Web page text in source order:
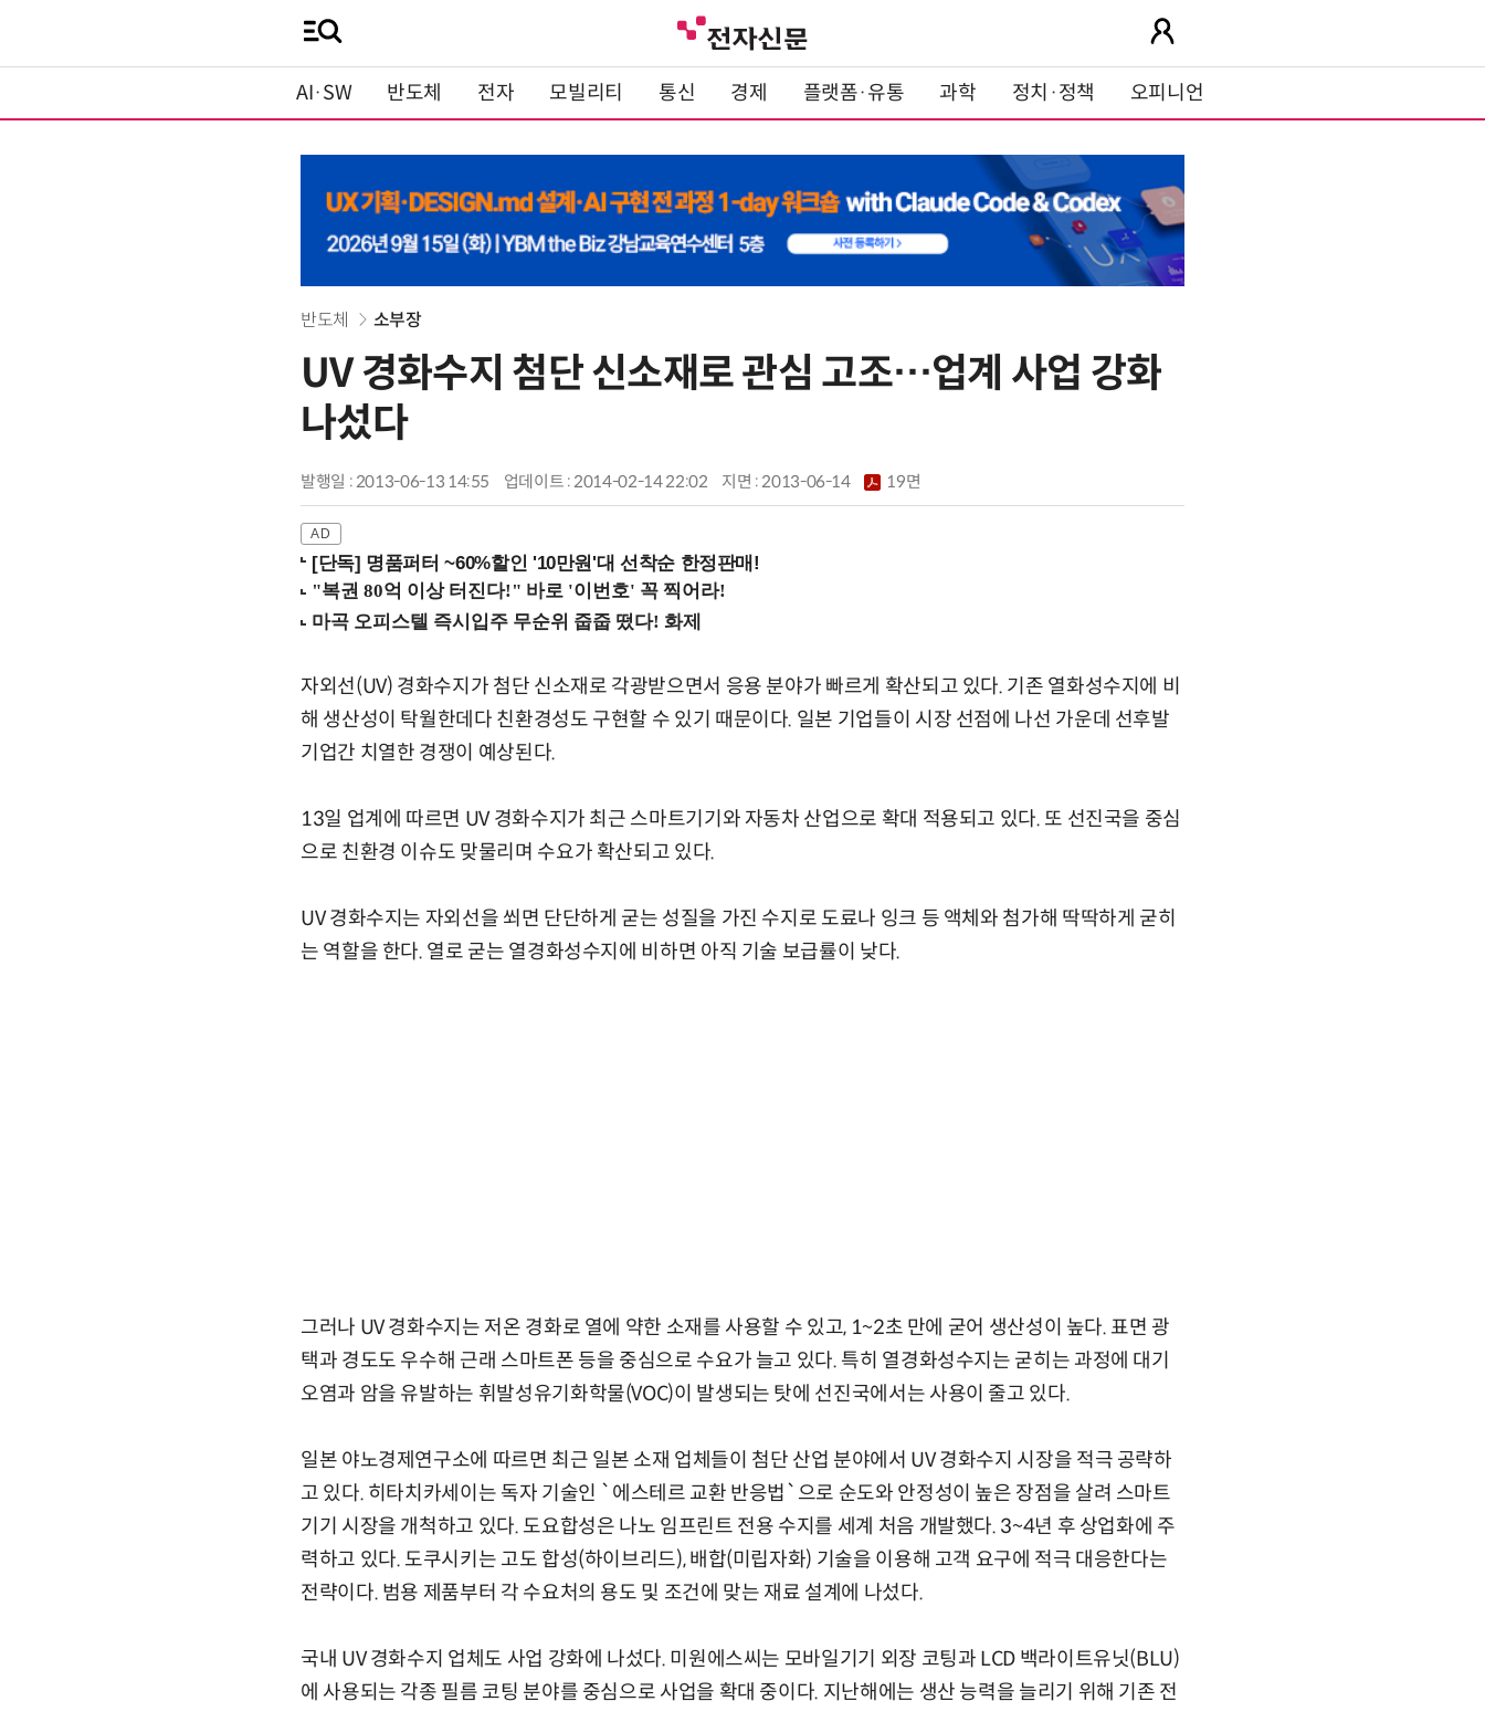
AI·SW 반도체 전자 모빌리티 통신 경제 플랫폼·유통 과학 정치·정책 오피니언
반도체 소부장
UV 경화수지 첨단 신소재로 관심 고조…업계 사업 강화
나섰다
발행일 : 2013-06-13 14:55 업데이트 : 2014-02-14 22:02 지면 :2013-06-14 19면
[단독] 명품퍼터 ~60%할인 '10만원'대 선착순 한정판매!
자외선(UV) 경화수지가 첨단 신소재로 각광받으면서 응용 분야가 빠르게 확산되고 있다. 기존 열화성수지에 비
해 생산성이 탁월한데다 친환경성도 구현할 수 있기 때문이다. 일본 기업들이 시장 선점에 나선 가운데 선후발
기업간 치열한 경쟁이 예상된다.
13일 업계에 따르면 UV 경화수지가 최근 스마트기기와 자동차 산업으로 확대 적용되고 있다. 또 선진국을 중심
으로 친환경 이슈도 맞물리며 수요가 확산되고 있다.
UV 경화수지는 자외선을 쐬면 단단하게 굳는 성질을 가진 수지로 도료나 잉크 등 액체와 첨가해 딱딱하게 굳히
는 역할을 한다. 열로 굳는 열경화성수지에 비하면 아직 기술 보급률이 낮다.
그러나 UV 경화수지는 저온 경화로 열에 약한 소재를 사용할 수 있고, 1~2초 만에 굳어 생산성이 높다. 표면 광
택과 경도도 우수해 근래 스마트폰 등을 중심으로 수요가 늘고 있다. 특히 열경화성수지는 굳히는 과정에 대기
오염과 암을 유발하는 휘발성유기화학물(VOC)이 발생되는 탓에 선진국에서는 사용이 줄고 있다.
일본 야노경제연구소에 따르면 최근 일본 소재 업체들이 첨단 산업 분야에서 UV 경화수지 시장을 적극 공략하
고 있다. 히타치카세이는 독자 기술인 `에스테르 교환 반응법`으로 순도와 안정성이 높은 장점을 살려 스마트
기기 시장을 개척하고 있다. 도요합성은 나노 임프린트 전용 수지를 세계 처음 개발했다. 3~4년 후 상업화에 주
력하고 있다. 도쿠시키는 고도 합성(하이브리드), 배합(미립자화) 기술을 이용해 고객 요구에 적극 대응한다는
전략이다. 범용 제품부터 각 수요처의 용도 및 조건에 맞는 재료 설계에 나섰다.
국내 UV 경화수지 업체도 사업 강화에 나섰다. 미원에스씨는 모바일기기 외장 코팅과 LCD 백라이트유닛(BLU)
에 사용되는 각종 필름 코팅 분야를 중심으로 사업을 확대 중이다. 지난해에는 생산 능력을 늘리기 위해 기존 전